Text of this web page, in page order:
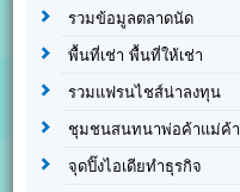
รวมข้อมูลตลาดนัด
พื้นที่เช่า พื้นที่ให้เช่า
รวมแฟรนไชส์น่าลงทุน
ชุมชนสนทนาพ่อค้าแม่ค้า
จุดปิ๊งไอเดียทำธุรกิจ